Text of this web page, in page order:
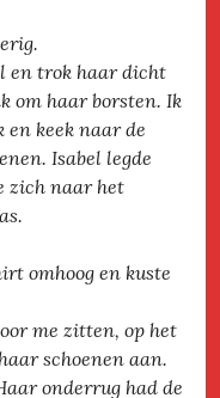
en trok haar dicht
om haar borsten. Ik
keek naar de
Isabel legde
zich naar het
omhoog en kuste
me zitten, op het
schoenen aan.
onderrug had de